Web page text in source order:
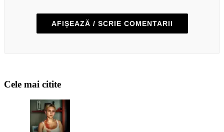
AFIȘEAZĂ / SCRIE COMENTARII
Cele mai citite